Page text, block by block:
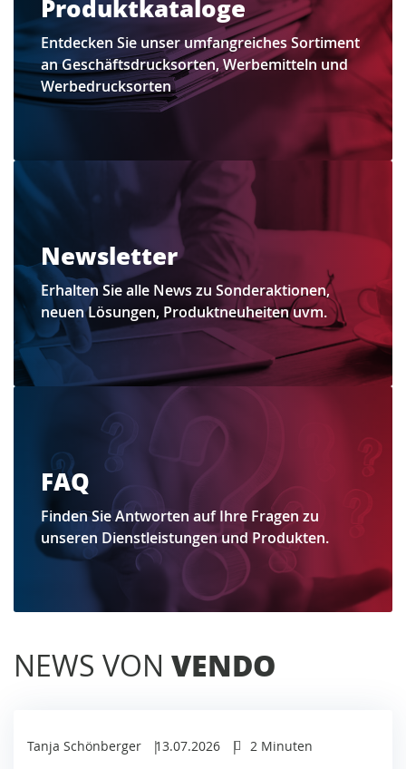
Produktkataloge
Entdecken Sie unser umfangreiches Sortiment
an Geschäftsdrucksorten, Werbemitteln und
Werbedrucksorten
Newsletter
Erhalten Sie alle News zu Sonderaktionen,
neuen Lösungen, Produktneuheiten uvm.
FAQ
Finden Sie Antworten auf Ihre Fragen zu
unseren Dienstleistungen und Produkten.
NEWS VON VENDO
Tanja Schönberger 13.07.2026 2 Minuten